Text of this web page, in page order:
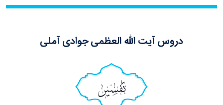
دروس آیت الله العظمی جوادی آملی
تفسیر